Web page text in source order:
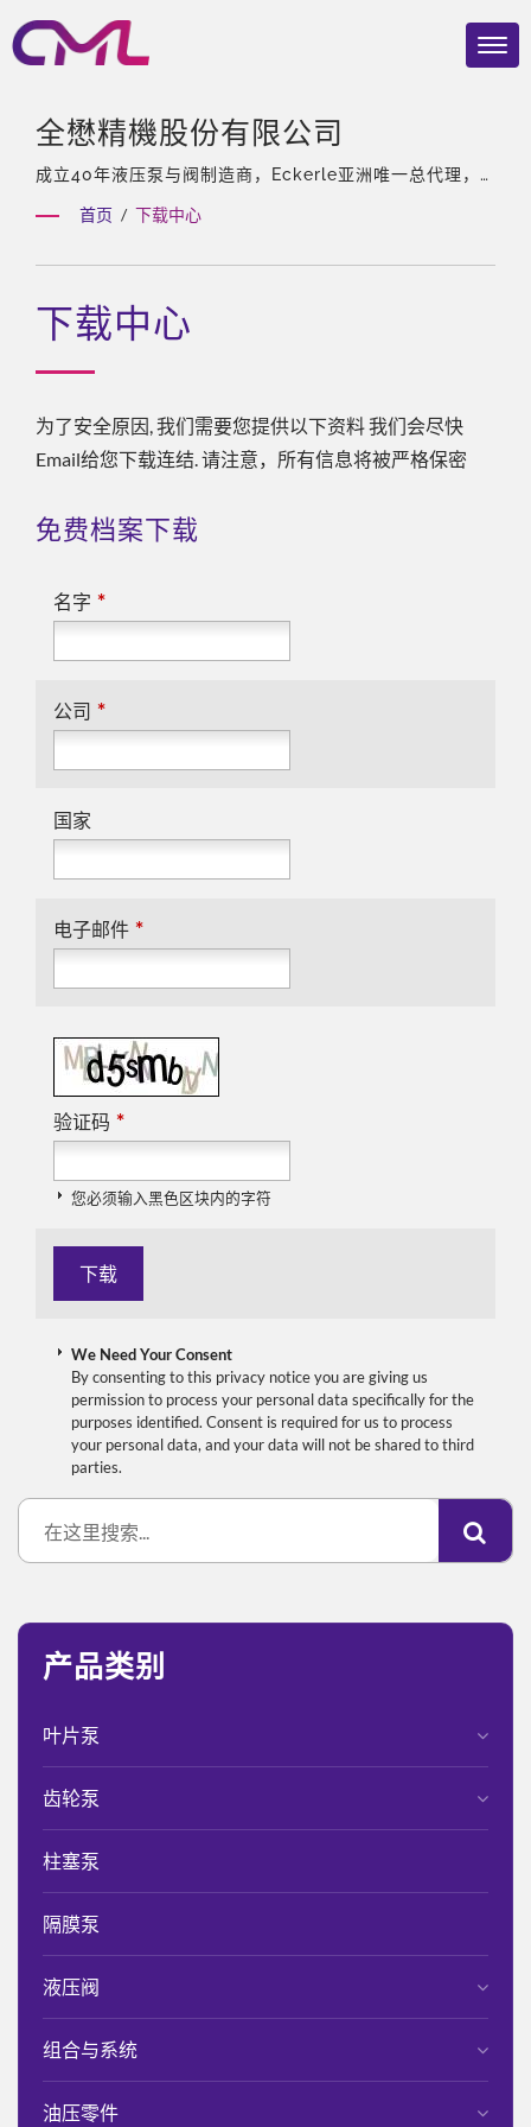
全懋精機股份有限公司
成立40年液压泵与阀制造商，Eckerle亚洲唯一总代理，
拥有经验丰富的团队、多样化及客制化的产品。
首页 / 下载中心
下载中心
为了安全原因, 我们需要您提供以下资料 我们会尽快
Email给您下载连结. 请注意，所有信息将被严格保密
免费档案下载
名字 *
公司 *
国家
电子邮件 *
验证码 *
您必须输入黑色区块内的字符
We Need Your Consent
By consenting to this privacy notice you are giving us
permission to process your personal data specifically for the
purposes identified. Consent is required for us to process
your personal data, and your data will not be shared to third
parties.
产品类别
叶片泵
齿轮泵
柱塞泵
隔膜泵
液压阀
组合与系统
油压零件